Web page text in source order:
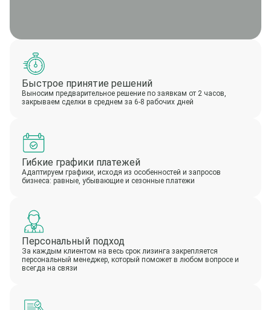
Быстрое принятие решений
Выносим предварительное решение по заявкам от 2 часов,
закрываем сделки в среднем за 6-8 рабочих дней
Гибкие графики платежей
Адаптируем графики, исходя из особенностей и запросов
бизнеса: равные, убывающие и сезонные платежи
Персональный подход
За каждым клиентом на весь срок лизинга закрепляется
персональный менеджер, который поможет в любом вопросе и
всегда на связи